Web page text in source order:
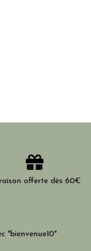
offerte dès 60€
"bienvenue10"